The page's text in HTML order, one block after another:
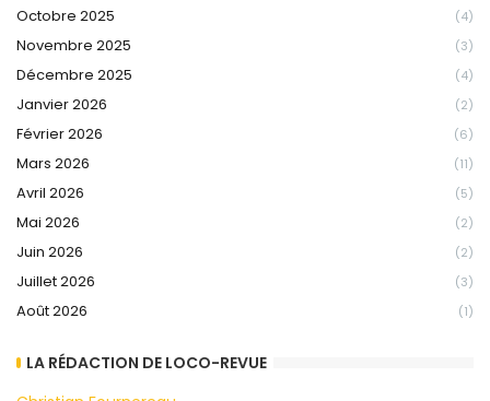
Octobre 2025 (4)
Novembre 2025 (3)
Décembre 2025 (4)
Janvier 2026 (2)
Février 2026 (6)
Mars 2026 (11)
Avril 2026 (5)
Mai 2026 (2)
Juin 2026 (2)
Juillet 2026 (3)
Août 2026 (1)
LA RÉDACTION DE LOCO-REVUE